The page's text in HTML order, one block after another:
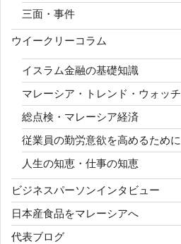
三面・事件
ウイークリーコラム
イスラム金融の基礎知識
マレーシア・トレンド・ウォッチ
総点検・マレーシア経済
従業員の勤労意欲を高めるために
人生の知恵・仕事の知恵
ビジネスパーソンインタビュー
日本産食品をマレーシアへ
代表ブログ